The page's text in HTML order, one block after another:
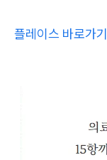
플레이스 바로가기